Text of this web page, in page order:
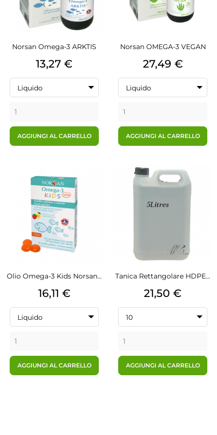
Norsan Omega-3 ARKTIS
Prezzo
13,27 €
Liquido
AGGIUNGI AL CARRELLO
Norsan OMEGA-3 VEGAN
Prezzo
27,49 €
Liquido
AGGIUNGI AL CARRELLO
Olio Omega-3 Kids Norsan...
Prezzo
16,11 €
Liquido
AGGIUNGI AL CARRELLO
Tanica Rettangolare HDPE...
Prezzo
21,50 €
10
AGGIUNGI AL CARRELLO